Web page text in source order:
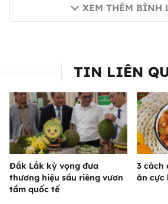
XEM THÊM BÌNH
TIN LIÊN
Đắk Lắk kỳ vọng đưa
thương hiệu sầu riêng vươn
tầm quốc tế
3 cách
ăn cực